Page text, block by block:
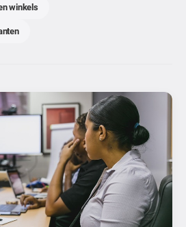
winkels